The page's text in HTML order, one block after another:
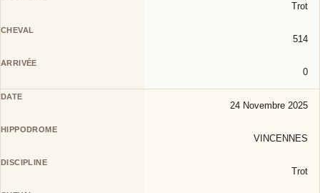
Trot
514
0
24 Novembre 2025
VINCENNES
Trot